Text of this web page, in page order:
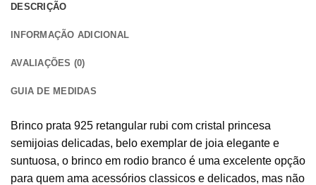
DESCRIÇÃO
INFORMAÇÃO ADICIONAL
AVALIAÇÕES (0)
GUIA DE MEDIDAS
Brinco prata 925 retangular rubi com cristal princesa
semijoias delicadas, belo exemplar de joia elegante e
suntuosa, o brinco em rodio branco é uma excelente opção
para quem ama acessórios classicos e delicados, mas não